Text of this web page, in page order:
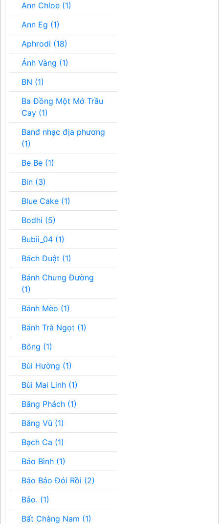
Ann Chloe (1)
Ann Eg (1)
Aphrodi (18)
Ánh Vàng (1)
BN (1)
Ba Đồng Một Mớ Trầu
Cay (1)
Banđ nhạc địa phương
(1)
Be Be (1)
Bin (3)
Blue Cake (1)
Bodhi (5)
Bubii_04 (1)
Bách Duật (1)
Bánh Chưng Đường
(1)
Bánh Mèo (1)
Bánh Trà Ngọt (1)
Bông (1)
Bùi Hường (1)
Bùi Mai Linh (1)
Băng Phách (1)
Băng Vũ (1)
Bạch Ca (1)
Bảo Bình (1)
Bảo Bảo Đói Rồi (2)
Bảo. (1)
Bất Chàng Nam (1)